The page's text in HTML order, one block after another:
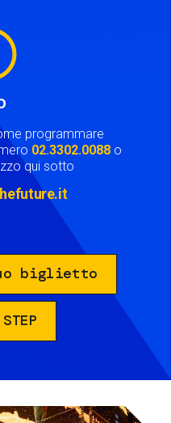
programmare
02.3302.0088 o
qui sotto
biglietto